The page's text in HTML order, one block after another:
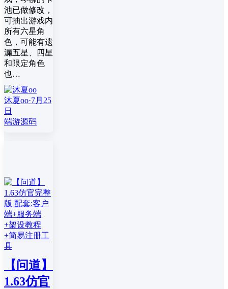
池已做修改，
可抽出游戏内
所有六星角
色，可能有遗
漏五星、四星
和限定角色
也…
沐夏oo·7月25
日
端游源码
【问道】
1.63仿官